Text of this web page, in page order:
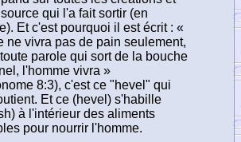
qui l'a fait sortir (en
Et c'est pourquoi il est écrit : «
ne vivra pas de pain seulement,
parole qui sort de la bouche
l'homme vivra »
8:3), c'est ce "hevel" qui
Et ce (hevel) s'habille
à l'intérieur des aliments
pour nourrir l'homme.